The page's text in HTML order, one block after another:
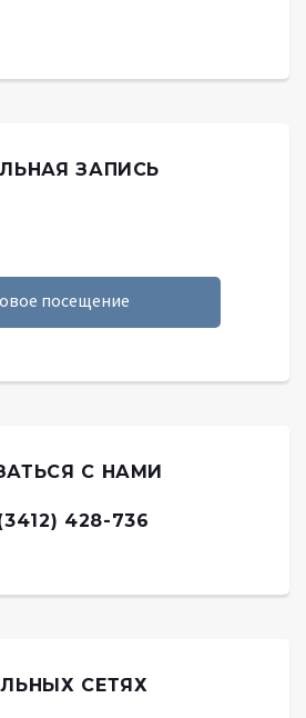
ЗАПИСЬ
посещение
С НАМИ
428-736
СЕТЯХ